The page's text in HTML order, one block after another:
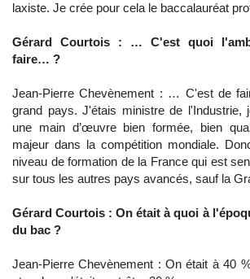
laxiste. Je crée pour cela le baccalauréat
Gérard Courtois : … C'est quoi
faire… ?
Jean-Pierre Chevènement : … C'est de
grand pays. J'étais ministre de l'Industrie,
une main d’œuvre bien formée, bien
majeur dans la compétition mondiale.
niveau de formation de la France qui est
sur tous les autres pays avancés, sauf la
Gérard Courtois : On était à quoi à
du bac ?
Jean-Pierre Chevènement : On était à 40